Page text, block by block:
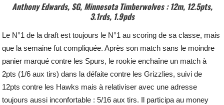
Anthony Edwards, SG, Minnesota Timberwolves : 12m, 12.5pts,
3.1rds, 1.9pds
Le N°1 de la draft est toujours le N°1 au scoring de sa classe, mais
que la semaine fut compliquée. Après son match sans le moindre
panier marqué contre les Spurs, le rookie enchaîne un match à
2pts (1/6 aux tirs) dans la défaite contre les Grizzlies, suivi de
12pts contre les Hawks mais à relativiser avec une adresse
toujours aussi inconfortable : 5/16 aux tirs. Il participa au money